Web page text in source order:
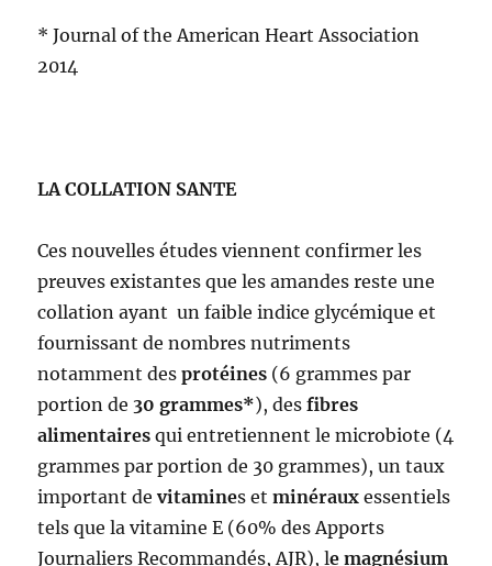
* Journal of the American Heart Association
2014
LA COLLATION SANTE
Ces nouvelles études viennent confirmer les
preuves existantes que les amandes reste une
collation ayant un faible indice glycémique et
fournissant de nombres nutriments
notamment des protéines (6 grammes par
portion de 30 grammes*), desfibres
alimentaires qui entretiennent le microbiote (4
grammes par portion de 30 grammes), un taux
important devitamines etminéraux essentiels
tels que la vitamine E (60% des Apports
Journaliers Recommandés, AJR), le magnésium